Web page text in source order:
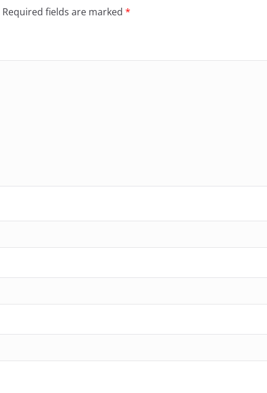
Required fields are marked *